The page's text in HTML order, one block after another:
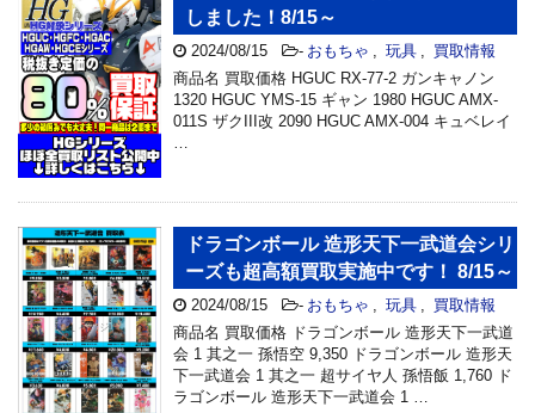
しました！8/15～
2024/08/15 - おもちゃ 玩具
買取情報
商品名 買取価格 HGUC RX-77-2 ガンキャノン
1320 HGUC YMS-15 ギャン 1980 HGUC AMX-
011S ザクIII改 2090 HGUC AMX-004 キュベレイ
ドラゴンボール 造形天下一武道会シリ
ーズも超高額買取実施中です！ 8/15～
2024/08/15 - おもちゃ 玩具
買取情報
商品名 買取価格 ドラゴンボール 造形天下一武道
会 1 其之一 孫悟空 9,350 ドラゴンボール 造形天
下一武道会 1 其之一 超サイヤ人 孫悟飯 1,760 ド
ラゴンボール 造形天下一武道会 1 …